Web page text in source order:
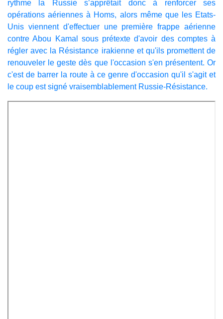
rythme la Russie s’apprêtait donc à renforcer ses
opérations aériennes à Homs, alors même que les Etats-
Unis viennent d'effectuer une première frappe aérienne
contre Abou Kamal sous prétexte d'avoir des comptes à
régler avec la Résistance irakienne et qu'ils promettent de
renouveler le geste dès que l'occasion s'en présentent. Or
c'est de barrer la route à ce genre d'occasion qu'il s'agit et
le coup est signé vraisemblablement Russie-Résistance.